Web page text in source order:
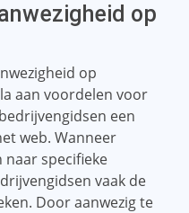
op
op
aan voordelen voor
een
web. Wanneer
naar specifieke
vaak de
Door aanwezig te